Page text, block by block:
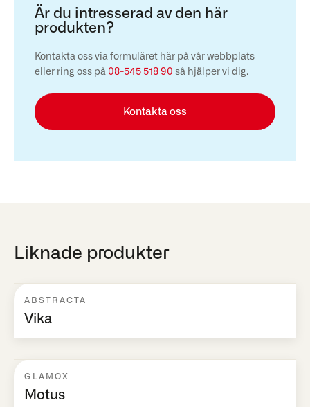
Är du intresserad av den här
produkten?
Kontakta oss via formuläret här på vår webbplats
eller ring oss på 08-545 518 90 så hjälper vi dig.
Kontakta oss
Liknade produkter
ABSTRACTA
Vika
GLAMOX
Motus